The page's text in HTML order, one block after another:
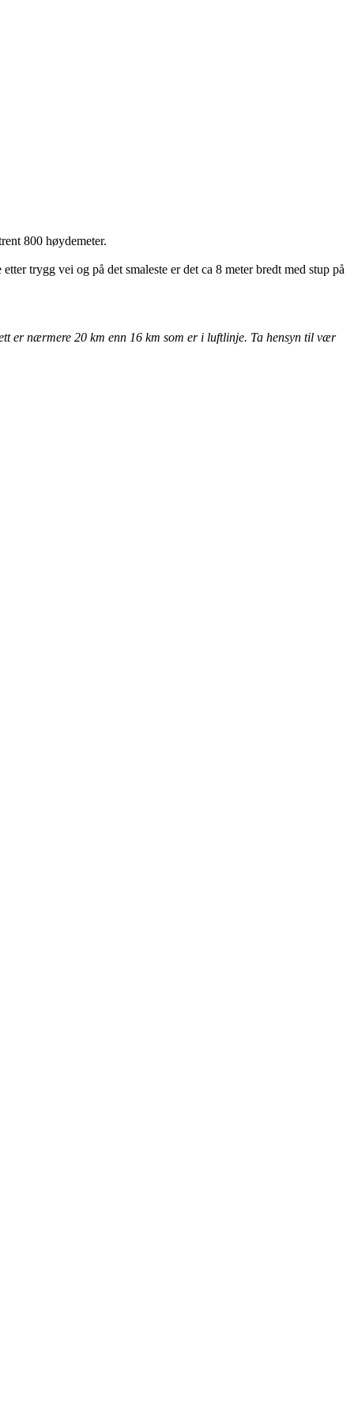
800 høydemeter.
trygg vei og på det smaleste er det ca 8 meter bredt med stup på
er nærmere 20 km enn 16 km som er i luftlinje. Ta hensyn til vær